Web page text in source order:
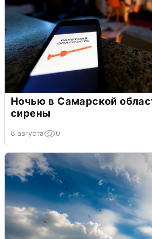
Ночью в Самарской
сирены
8 августа 0